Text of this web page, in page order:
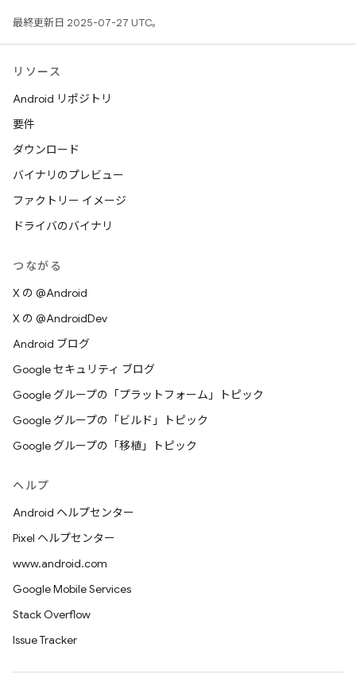
最終更新日 2025-07-27 UTC。
リソース
Android リポジトリ
要件
ダウンロード
バイナリのプレビュー
ファクトリー イメージ
ドライバのバイナリ
つながる
X の @Android
X の @AndroidDev
Android ブログ
Google セキュリティ ブログ
Google グループの「プラットフォーム」トピック
Google グループの「ビルド」トピック
Google グループの「移植」トピック
ヘルプ
Android ヘルプセンター
Pixel ヘルプセンター
www.android.com
Google Mobile Services
Stack Overflow
Issue Tracker